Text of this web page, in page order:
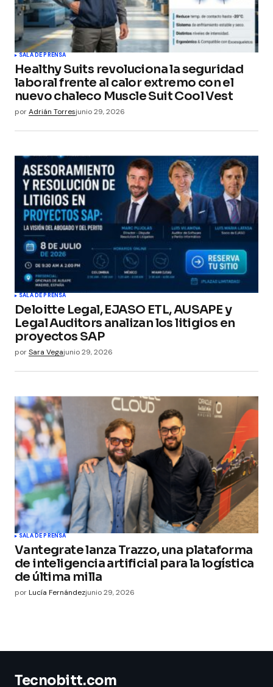
SALA DE PRENSA
Healthy Suits revoluciona la seguridad
laboral frente al calor extremo con el
nuevo chaleco Muscle Suit Cool Vest
porAdrián Torresjunio 29, 2026
SALA DE PRENSA
Deloitte Legal, EJASO ETL, AUSAPE y
Legal Auditors analizan los litigios en
proyectos SAP
porSara Vegajunio 29, 2026
SALA DE PRENSA
Vantegrate lanza Trazzo, una plataforma
de inteligencia artificial para la logística
de última milla
porLucía Fernándezjunio 29, 2026
Tecnobitt.com